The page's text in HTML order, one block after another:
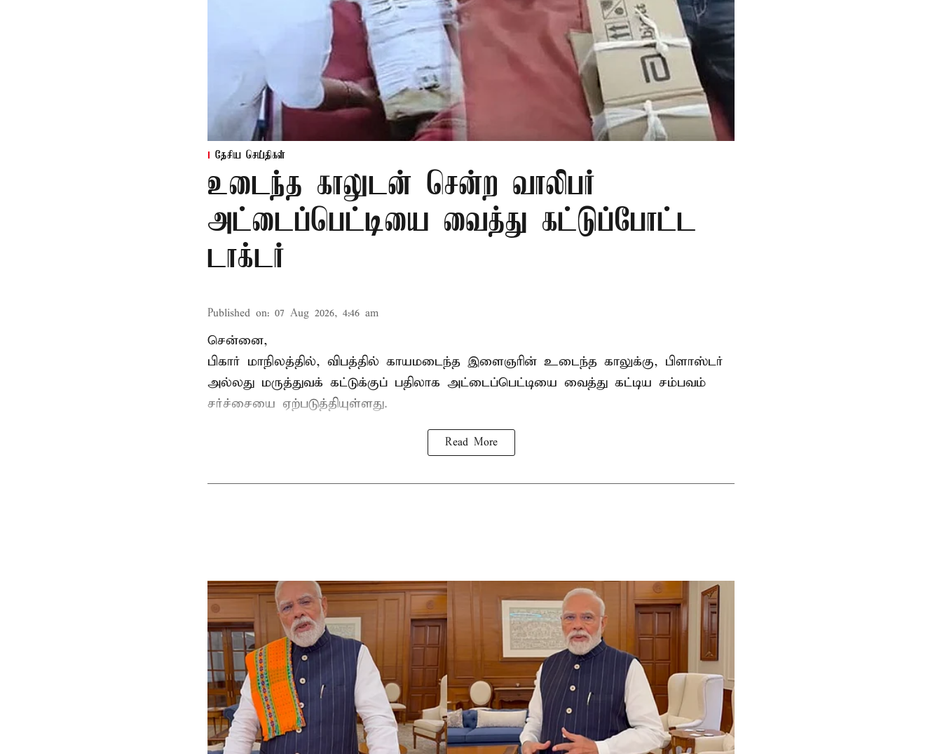
தேசிய செய்திகள்
உடைந்த காலுடன் சென்ற வாலிபர்
அட்டைப்பெட்டியை வைத்து கட்டுப்போட்ட
டாக்டர்
Published on: 07 Aug 2026, 4:46 am
சென்னை,
பிகார் மாநிலத்தில், விபத்தில் காயமடைந்த இளைஞரின் உடைந்த காலுக்கு, பிளாஸ்டர்
அல்லது மருத்துவக் கட்டுக்குப் பதிலாக அட்டைப்பெட்டியை வைத்து கட்டிய சம்பவம்
சர்ச்சையை ஏற்படுத்தியுள்ளது.
Read More